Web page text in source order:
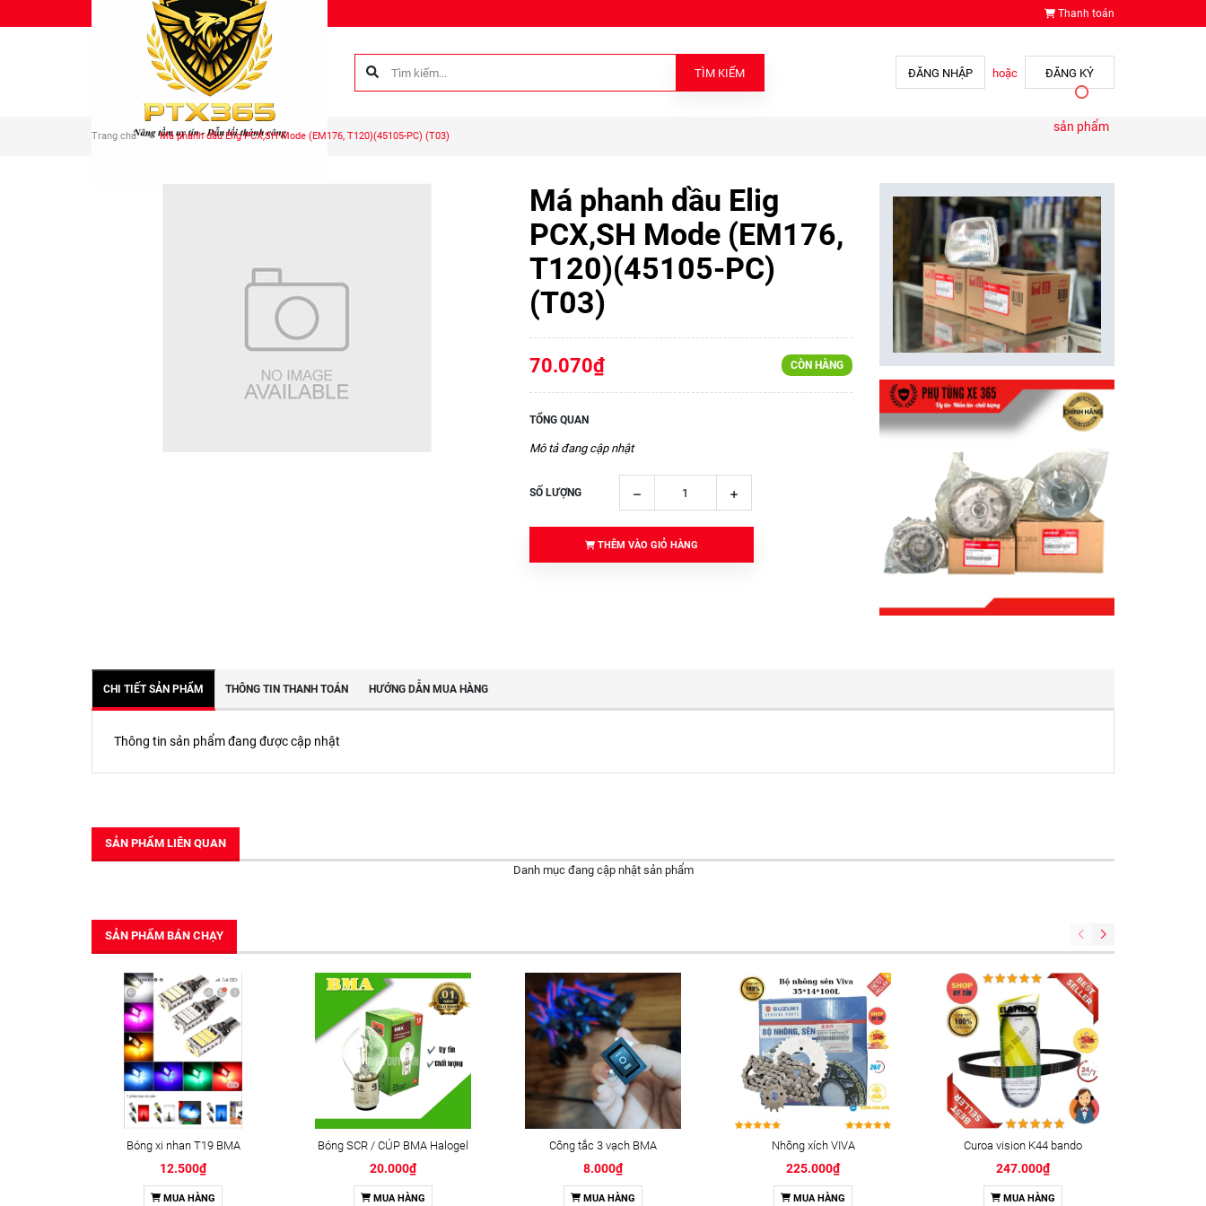
Chào mừng bạn đến với Phụ tùng Duy Anh! Thanh toán
TÌM KIẾM ĐĂNG NHẬP hoặc ĐĂNG KÝ
sản phẩm
Trang chủ Má phanh dầu Elig PCX,SH Mode (EM176, T120)(45105-PC) (T03)
Má phanh dầu Elig
PCX,SH Mode (EM176,
T120)(45105-PC)
(T03)
70.070₫ CÒN HÀNG
TỔNG QUAN
Mô tả đang cập nhật
SỐ LƯỢNG
THÊM VÀO GIỎ HÀNG
CHI TIẾT SẢN PHẨM THÔNG TIN THANH TOÁN HƯỚNG DẪN MUA HÀNG
Thông tin sản phẩm đang được cập nhật
SẢN PHẨM LIÊN QUAN
Danh mục đang cập nhật sản phẩm
SẢN PHẨM BÁN CHẠY
Bóng xi nhan T19 BMA
12.500₫
MUA HÀNG
Bóng SCR / CÚP BMA Halogel
20.000₫
MUA HÀNG
Công tắc 3 vạch BMA
8.000₫
MUA HÀNG
Nhông xích VIVA
225.000₫
MUA HÀNG
Curoa vision K44 bando
247.000₫
MUA HÀNG